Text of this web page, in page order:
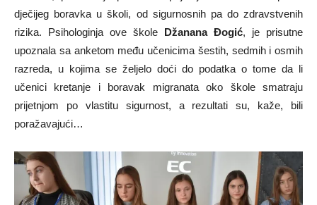
dječijeg boravka u školi, od sigurnosnih pa do zdravstvenih
rizika. Psihologinja ove škole Džanana Đogić, je prisutne
upoznala sa anketom među učenicima šestih, sedmih i osmih
razreda, u kojima se željelo doći do podatka o tome da li
učenici kretanje i boravak migranata oko škole smatraju
prijetnjom po vlastitu sigurnost, a rezultati su, kaže, bili
poražavajući…